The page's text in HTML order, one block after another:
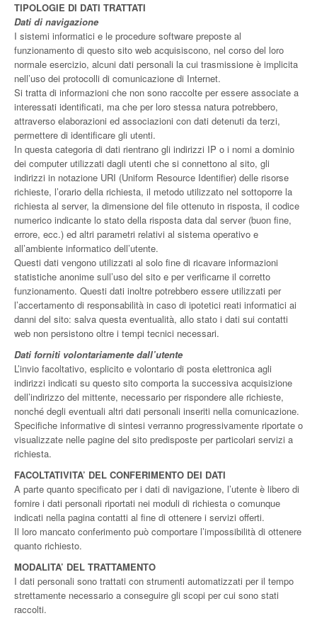
TIPOLOGIE DI DATI TRATTATI
Dati di navigazione
I sistemi informatici e le procedure software preposte al
funzionamento di questo sito web acquisiscono, nel corso del loro
normale esercizio, alcuni dati personali la cui trasmissione è implicita
nell’uso dei protocolli di comunicazione di Internet.
Si tratta di informazioni che non sono raccolte per essere associate a
interessati identificati, ma che per loro stessa natura potrebbero,
attraverso elaborazioni ed associazioni con dati detenuti da terzi,
permettere di identificare gli utenti.
In questa categoria di dati rientrano gli indirizzi IP o i nomi a dominio
dei computer utilizzati dagli utenti che si connettono al sito, gli
indirizzi in notazione URI (Uniform Resource Identifier) delle risorse
richieste, l’orario della richiesta, il metodo utilizzato nel sottoporre la
richiesta al server, la dimensione del file ottenuto in risposta, il codice
numerico indicante lo stato della risposta data dal server (buon fine,
errore, ecc.) ed altri parametri relativi al sistema operativo e
all’ambiente informatico dell’utente.
Questi dati vengono utilizzati al solo fine di ricavare informazioni
statistiche anonime sull’uso del sito e per verificarne il corretto
funzionamento. Questi dati inoltre potrebbero essere utilizzati per
l’accertamento di responsabilità in caso di ipotetici reati informatici ai
danni del sito: salva questa eventualità, allo stato i dati sui contatti
web non persistono oltre i tempi tecnici necessari.
Dati forniti volontariamente dall’utente
L’invio facoltativo, esplicito e volontario di posta elettronica agli
indirizzi indicati su questo sito comporta la successiva acquisizione
dell’indirizzo del mittente, necessario per rispondere alle richieste,
nonché degli eventuali altri dati personali inseriti nella comunicazione.
Specifiche informative di sintesi verranno progressivamente riportate o
visualizzate nelle pagine del sito predisposte per particolari servizi a
richiesta.
FACOLTATIVITA’ DEL CONFERIMENTO DEI DATI
A parte quanto specificato per i dati di navigazione, l’utente è libero di
fornire i dati personali riportati nei moduli di richiesta o comunque
indicati nella pagina contatti al fine di ottenere i servizi offerti.
Il loro mancato conferimento può comportare l’impossibilità di ottenere
quanto richiesto.
MODALITA’ DEL TRATTAMENTO
I dati personali sono trattati con strumenti automatizzati per il tempo
strettamente necessario a conseguire gli scopi per cui sono stati
raccolti.